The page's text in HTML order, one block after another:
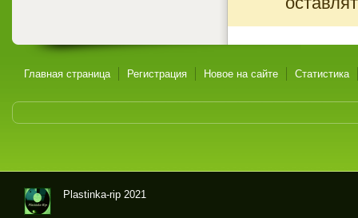
Главная страница Регистрация Новое на сайте Статистика
Plastinka-rip 2021